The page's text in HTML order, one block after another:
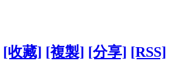
[收藏] [複製] [分享] [RSS]